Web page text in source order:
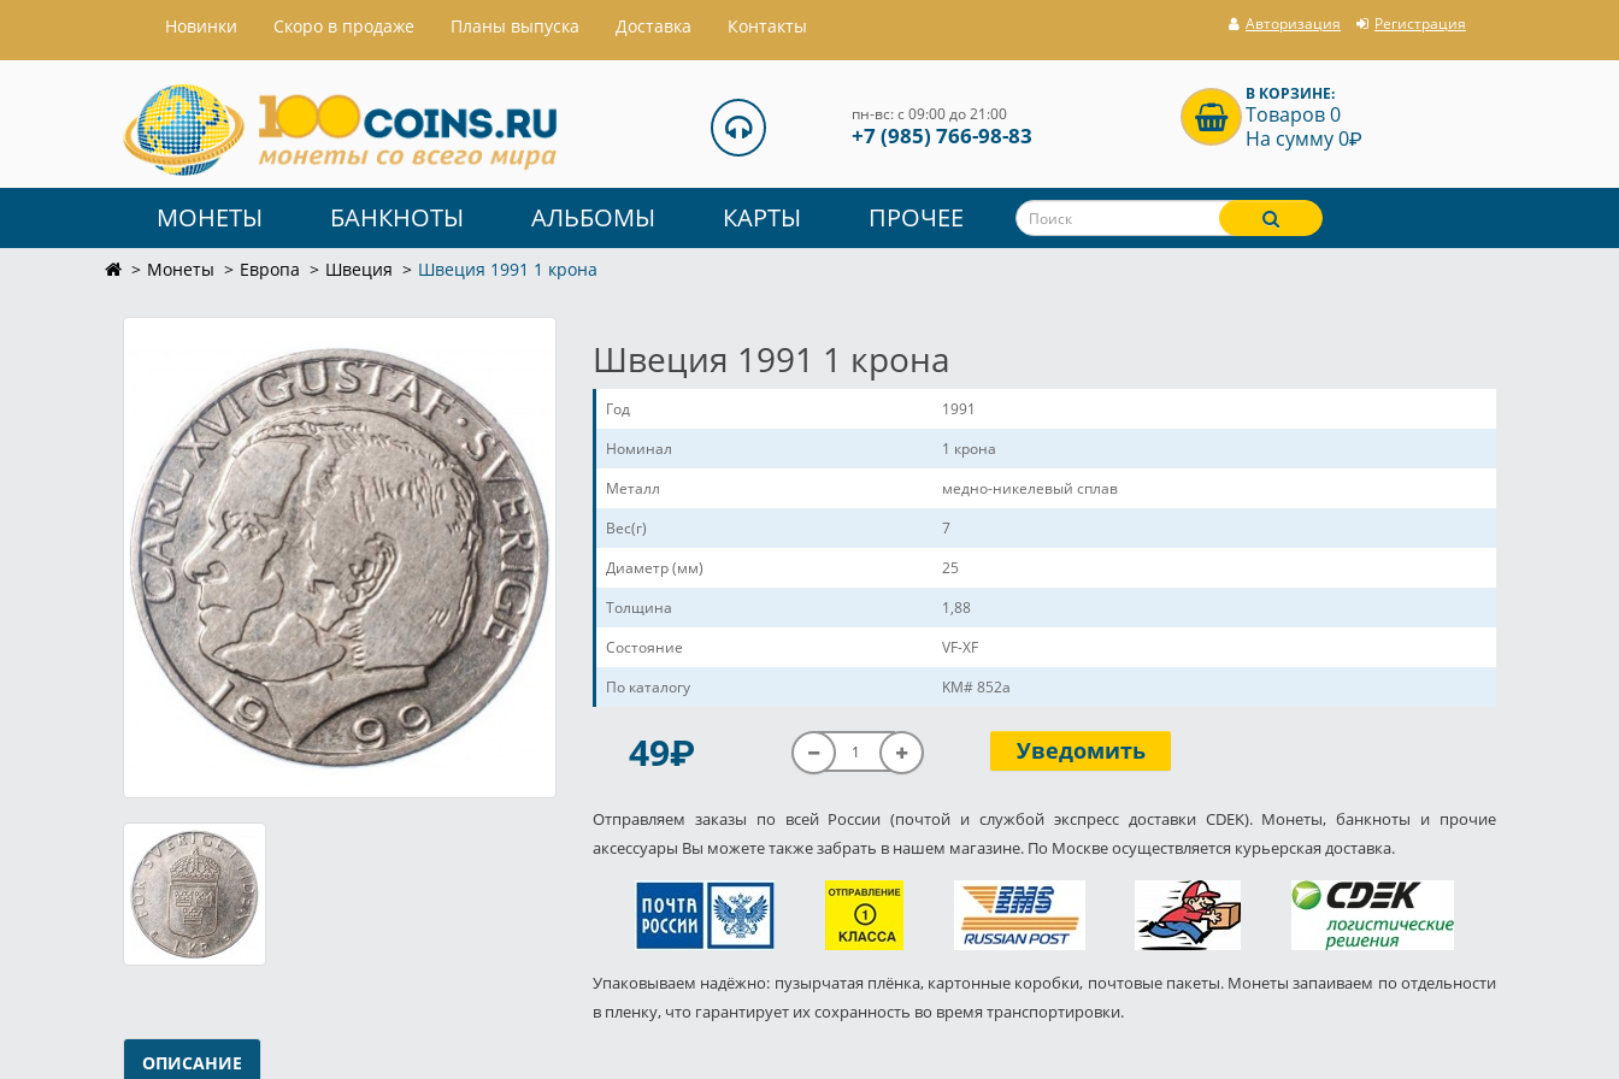
Hовинки Скоро в продаже Планы выпуска Доставка Контакты Авторизация Регистрация
пн-вс: с 09:00 до 21:00
+7 (985) 766-98-83
В КОРЗИНЕ:
Товаров 0
На сумму 0P
МОНЕТЫ БАНКНОТЫ АЛЬБОМЫ КАРТЫ ПРОЧЕЕ
Монеты Европа Швеция Швеция 1991 1 крона
Швеция 1991 1 крона
Год
1991
Номинал
1 крона
Металл
медно-никелевый сплав
Вес(г)
7
Диаметр (мм)
25
Толщина
1,88
Состояние
VF-XF
По каталогу
KM# 852a
49P Уведомить
Отправляем заказы по всей России (почтой и службой экспресс доставки CDEK). Монеты, банкноты и прочие
аксессуары Вы можете также забрать в нашем магазине. По Москве осуществляется курьерская доставка.
Упаковываем надёжно: пузырчатая плёнка, картонные коробки, почтовые пакеты. Монеты запаиваем по отдельности
в пленку, что гарантирует их сохранность во время транспортировки.
ОПИСАНИЕ